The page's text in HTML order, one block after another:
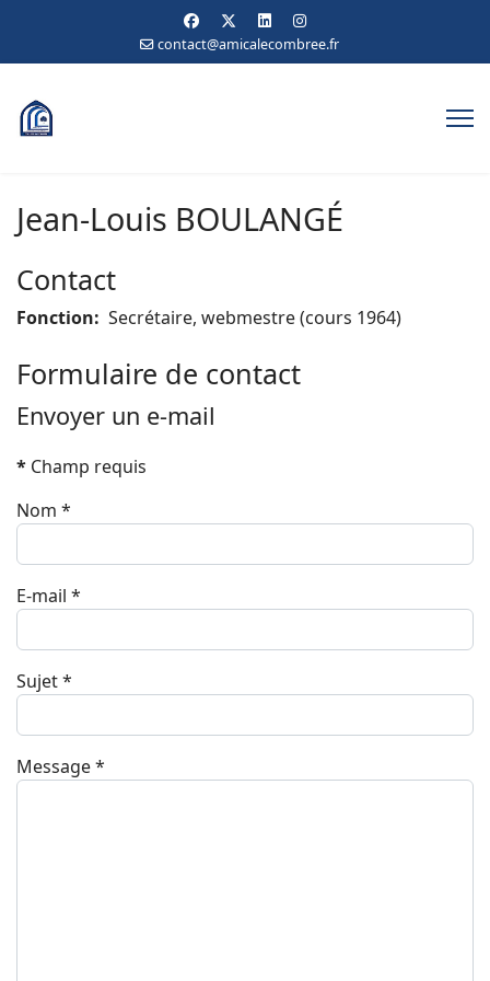
contact@amicalecombree.fr
Jean-Louis BOULANGÉ
Contact
Fonction: Secrétaire, webmestre (cours 1964)
Formulaire de contact
Envoyer un e-mail
* Champ requis
Nom *
E-mail *
Sujet*
Message*